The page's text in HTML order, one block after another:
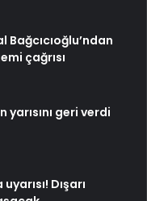
Bağcıcıoğlu’ndan
çağrısı
yarısını geri verdi
Dışarı